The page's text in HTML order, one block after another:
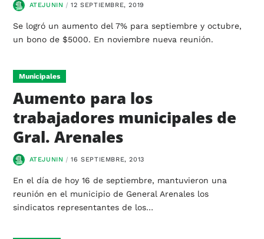
ATEJUNIN 12 SEPTIEMBRE, 2019
Se logró un aumento del 7% para septiembre y octubre,
un bono de $5000. En noviembre nueva reunión.
Municipales
Aumento para los
trabajadores municipales de
Gral. Arenales
ATEJUNIN 16 SEPTIEMBRE, 2013
En el día de hoy 16 de septiembre, mantuvieron una
reunión en el municipio de General Arenales los
sindicatos representantes de los…